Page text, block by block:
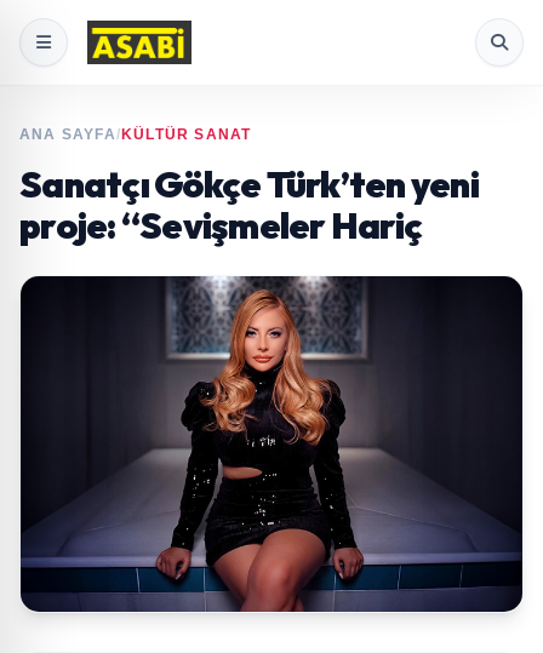
ANA SAYFA/ KÜLTÜR SANAT
Sanatçı Gökçe Türk’ten yeni
proje: “Sevişmeler Hariç